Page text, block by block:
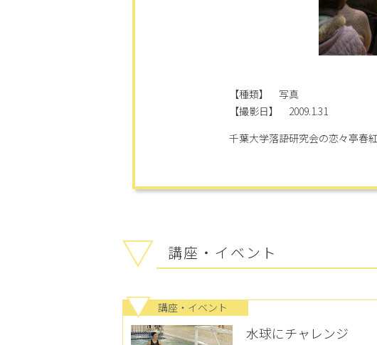
【種類】 写真
【撮影日】 2009.1.31
千葉大学落語研究会の恋々亭春
講座・イベント
講座・イベント
水球にチャレンジ